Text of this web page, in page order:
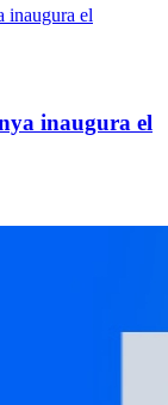
inaugura el